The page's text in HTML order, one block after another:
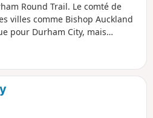
Round Trail. Le comté de
villes comme Bishop Auckland
pour Durham City, mais
et les suivantes montrent le
de Durham. Le parcours
C2C/Waskerley Way et offre
en chemin.